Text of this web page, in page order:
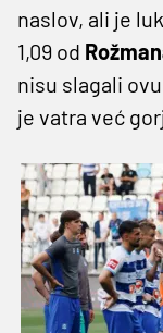
naslov, ali je
1,09 od
nisu slagali
je vatra već